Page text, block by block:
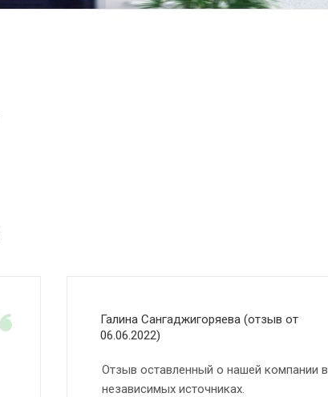
Галина Сангаджигоряева (отзыв от
06.06.2022)
Отзыв оставленный о нашей компании в
независимых источниках.